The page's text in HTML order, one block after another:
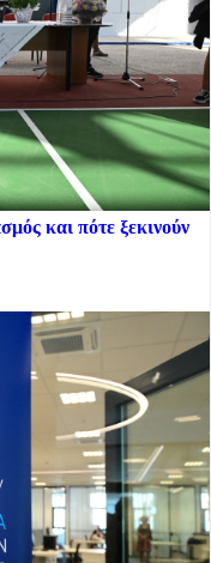
και πότε ξεκινούν